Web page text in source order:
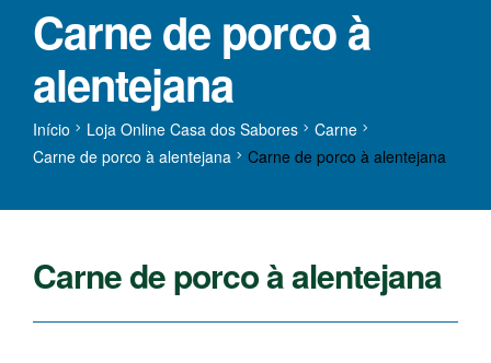
Carne de porco à
alentejana
Início Loja Online Casa dos Sabores
Carne
Carne de porco à alentejana
Carne de porco à alentejana
Carne de porco à alentejana